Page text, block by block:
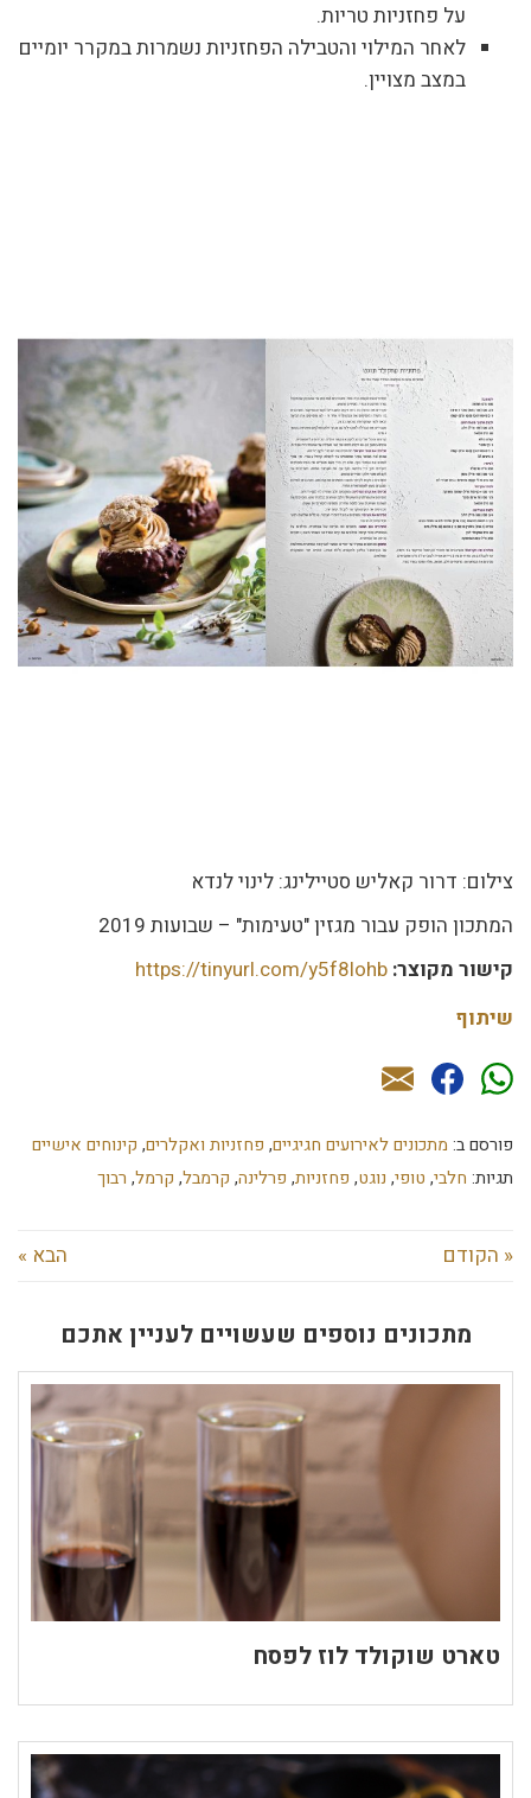
על פחזניות טריות.
לאחר המילוי והטבילה הפחזניות נשמרות במקרר יומיים
במצב מצויין.
צילום: דרור קאליש סטיילינג: לינוי לנדא
המתכון הופק עבור מגזין "טעימות" – שבועות 2019
קישור מקוצר: https://tinyurl.com/y5f8lohb
שיתוף
פורסם ב: מתכונים לאירועים חגיגיים, פחזניות ואקלרים, קינוחים אישיים
תגיות: חלבי, טופי, נוגט, פחזניות, פרלינה, קרמבל, קרמל, רבוך
« הקודם הבא »
מתכונים נוספים שעשויים לעניין אתכם
טארט שוקולד לוז לפסח